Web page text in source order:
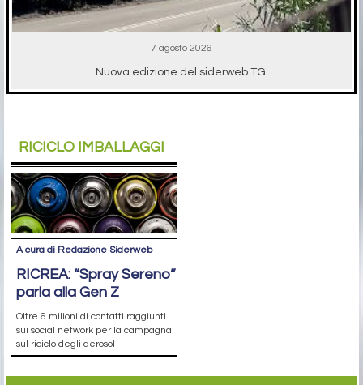
7 agosto 2026
Nuova edizione del siderweb TG.
RICICLO IMBALLAGGI
A cura di Redazione Siderweb
RICREA: “Spray Sereno”
parla alla Gen Z
Oltre 6 milioni di contatti raggiunti
sui social network per la campagna
sul riciclo degli aerosol